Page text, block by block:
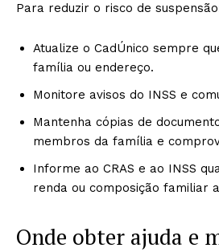
Para reduzir o risco de
Atualize o CadÚnico sempre
família ou endereço.
Monitore avisos do INSS e
Mantenha cópias de
membros da família e
Informe ao CRAS e ao INSS
renda ou composição familiar
Onde obter ajuda e